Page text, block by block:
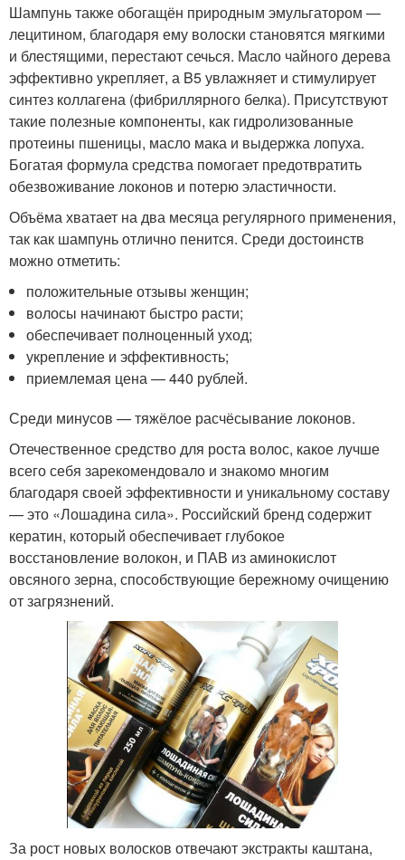
Шампунь также обогащён природным эмульгатором —
лецитином, благодаря ему волоски становятся мягкими
и блестящими, перестают сечься. Масло чайного дерева
эффективно укрепляет, а B5 увлажняет и стимулирует
синтез коллагена (фибриллярного белка). Присутствуют
такие полезные компоненты, как гидролизованные
протеины пшеницы, масло мака и выдержка лопуха.
Богатая формула средства помогает предотвратить
обезвоживание локонов и потерю эластичности.
Объёма хватает на два месяца регулярного применения,
так как шампунь отлично пенится. Среди достоинств
можно отметить:
положительные отзывы женщин;
волосы начинают быстро расти;
обеспечивает полноценный уход;
укрепление и эффективность;
приемлемая цена — 440 рублей.
Среди минусов — тяжёлое расчёсывание локонов.
Отечественное средство для роста волос, какое лучше
всего себя зарекомендовало и знакомо многим
благодаря своей эффективности и уникальному составу
— это «Лошадина сила». Российский бренд содержит
кератин, который обеспечивает глубокое
восстановление волокон, и ПАВ из аминокислот
овсяного зерна, способствующие бережному очищению
от загрязнений.
За рост новых волосков отвечают экстракты каштана,